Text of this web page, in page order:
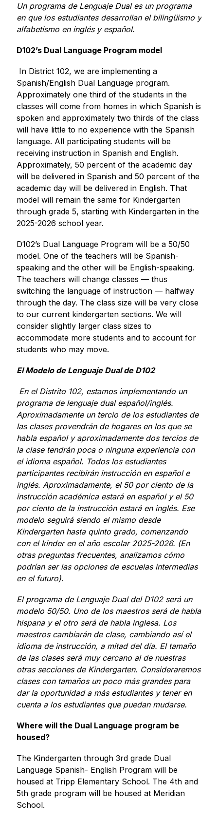
Un programa de Lenguaje Dual es un programa
en que los estudiantes desarrollan el bilingüismo y
alfabetismo en inglés y español.
D102’s Dual Language Program model
In District 102, we are implementing a
Spanish/English Dual Language program.
Approximately one third of the students in the
classes will come from homes in which Spanish is
spoken and approximately two thirds of the class
will have little to no experience with the Spanish
language. All participating students will be
receiving instruction in Spanish and English.
Approximately, 50 percent of the academic day
will be delivered in Spanish and 50 percent of the
academic day will be delivered in English. That
model will remain the same for Kindergarten
through grade 5, starting with Kindergarten in the
2025-2026 school year.
D102’s Dual Language Program will be a 50/50
model. One of the teachers will be Spanish-
speaking and the other will be English-speaking.
The teachers will change classes — thus
switching the language of instruction — halfway
through the day. The class size will be very close
to our current kindergarten sections. We will
consider slightly larger class sizes to
accommodate more students and to account for
students who may move.
El Modelo de Lenguaje Dual de D102
En el Distrito 102, estamos implementando un
programa de lenguaje dual español/inglés.
Aproximadamente un tercio de los estudiantes de
las clases provendrán de hogares en los que se
habla español y aproximadamente dos tercios de
la clase tendrán poca o ninguna experiencia con
el idioma español. Todos los estudiantes
participantes recibirán instrucción en español e
inglés. Aproximadamente, el 50 por ciento de la
instrucción académica estará en español y el 50
por ciento de la instrucción estará en inglés. Ese
modelo seguirá siendo el mismo desde
Kindergarten hasta quinto grado, comenzando
con el kinder en el año escolar 2025-2026. (En
otras preguntas frecuentes, analizamos cómo
podrían ser las opciones de escuelas intermedias
en el futuro).
El programa de Lenguaje Dual del D102 será un
modelo 50/50. Uno de los maestros será de habla
hispana y el otro será de habla inglesa. Los
maestros cambiarán de clase, cambiando así el
idioma de instrucción, a mitad del día. El tamaño
de las clases será muy cercano al de nuestras
otras secciones de Kindergarten. Consideraremos
clases con tamaños un poco más grandes para
dar la oportunidad a más estudiantes y tener en
cuenta a los estudiantes que puedan mudarse.
Where will the Dual Language program be
housed?
The Kindergarten through 3rd grade Dual
Language Spanish- English Program will be
housed at Tripp Elementary School. The 4th and
5th grade program will be housed at Meridian
School.